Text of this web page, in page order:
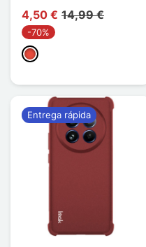
4,50 € 14,99 €
-70%
Rojo
Entrega rápida